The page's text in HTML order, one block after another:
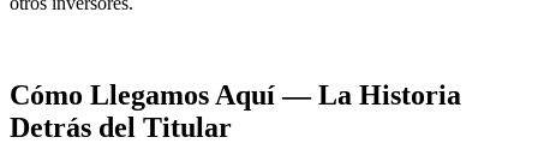
Cómo Llegamos Aquí — La Historia
Detrás del Titular